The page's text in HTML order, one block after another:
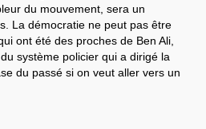
du mouvement, sera un
La démocratie ne peut pas être
ont été des proches de Ben Ali,
système policier qui a dirigé la
du passé si on veut aller vers un